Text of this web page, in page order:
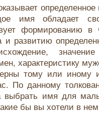
имя обладает
формированию в
и развитию
характеристику
тому или иному
По данному
имя для
бы вы хотели в